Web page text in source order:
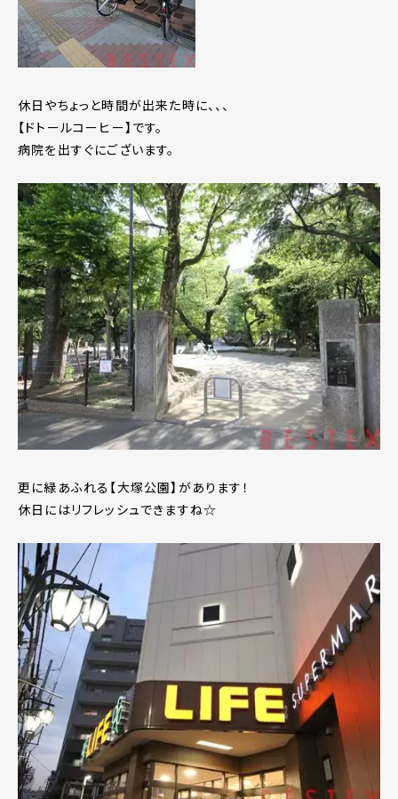
休日やちょっと時間が出来た時に、、、
【ドトールコーヒー】です。
病院を出すぐにございます。
更に緑あふれる【大塚公園】があります！
休日にはリフレッシュできますね☆